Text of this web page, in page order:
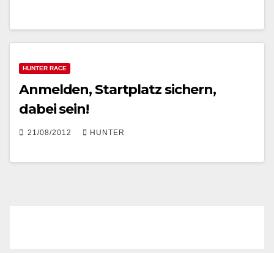
HUNTER RACE
Anmelden, Startplatz sichern,
dabei sein!
21/08/2012 HUNTER